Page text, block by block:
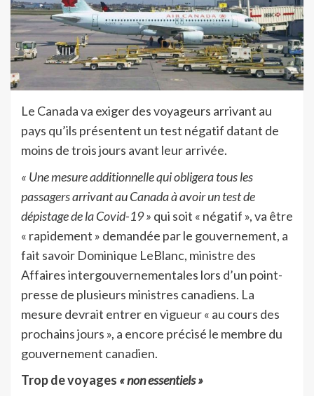
Le Canada va exiger des voyageurs arrivant au
pays qu’ils présentent un test négatif datant de
moins de trois jours avant leur arrivée.
« Une mesure additionnelle qui obligera tous les
passagers arrivant au Canada à avoir un test de
dépistage de la Covid-19 » qui soit « négatif », va être
« rapidement » demandée par le gouvernement, a
fait savoir Dominique LeBlanc, ministre des
Affaires intergouvernementales lors d’un point-
presse de plusieurs ministres canadiens. La
mesure devrait entrer en vigueur « au cours des
prochains jours », a encore précisé le membre du
gouvernement canadien.
Trop de voyages « non essentiels »